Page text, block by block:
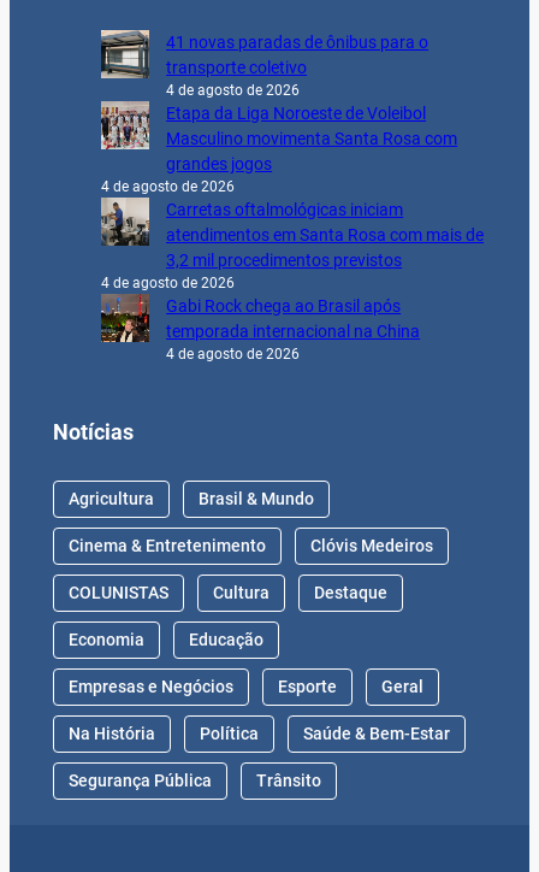
41 novas paradas de ônibus para o
transporte coletivo
4 de agosto de 2026
Etapa da Liga Noroeste de Voleibol
Masculino movimenta Santa Rosa com
grandes jogos
4 de agosto de 2026
Carretas oftalmológicas iniciam
atendimentos em Santa Rosa com mais de
3,2 mil procedimentos previstos
4 de agosto de 2026
Gabi Rock chega ao Brasil após
temporada internacional na China
4 de agosto de 2026
Notícias
Agricultura Brasil & Mundo
Cinema & Entretenimento Clóvis Medeiros
COLUNISTAS Cultura Destaque
Economia Educação
Empresas e Negócios Esporte Geral
Na História Política Saúde & Bem-Estar
Segurança Pública Trânsito